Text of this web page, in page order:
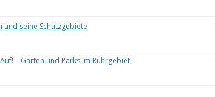
und seine Schutzgebiete
– Gärten und Parks im Ruhrgebiet